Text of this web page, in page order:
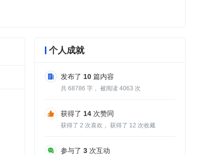
个人成就
发布了 10 篇内容
共 68786 字， 被阅读 4063 次
获得了 14 次赞同
获得了 2 次喜欢， 获得了 12 次收藏
参与了 3 次互动